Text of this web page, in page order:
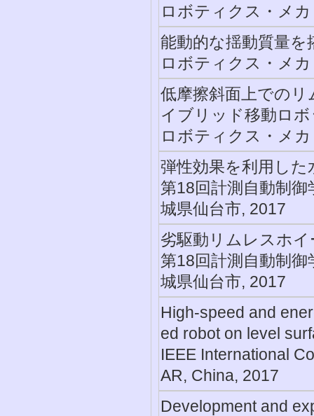
ロボティクス・メ
能動的な揺動質量
ロボティクス・メ
低摩擦斜面上での
イブリッド移動ロ
ロボティクス・メ
弾性効果を利用した
第18回計測自動制
城県仙台市, 2017
劣駆動リムレスホ
第18回計測自動制
城県仙台市, 2017
High-speed and
ed robot on level
IEEE International
AR, China, 2017
Development and